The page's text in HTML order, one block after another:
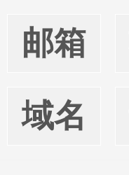
邮箱
域名